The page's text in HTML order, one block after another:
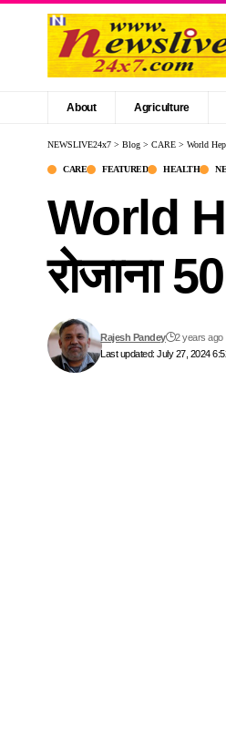
About Agriculture
NEWSLIVE24x7 > Blog > CARE > World
CARE FEATURED HEALTH
World
रोजाना
Last updated: July 27, 2024
Rajesh Pandey 2 years ago